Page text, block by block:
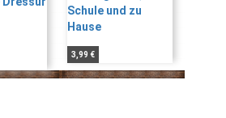
3,99 €